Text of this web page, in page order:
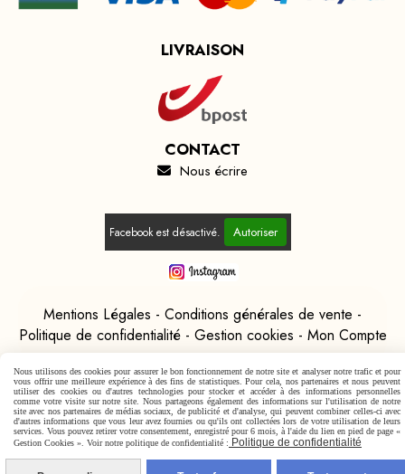
LIVRAISON
CONTACT
 Nous écrire
Facebook est désactivé. Autoriser
Mentions Légales
Conditions générales de vente
Politique de confidentialité
Gestion cookies Mon Compte
Nous utilisons des cookies pour assurer le bon fonctionnement de notre site et analyser notre trafic et pour
vous offrir une meilleure expérience à des fins de statistiques. Pour cela, nos partenaires et nous peuvent
utiliser des cookies ou d'autres technologies pour stocker et accéder à des informations personnelles
comme votre visite sur notre site. Nous partageons également des informations sur l'utilisation de notre
site avec nos partenaires de médias sociaux, de publicité et d'analyse, qui peuvent combiner celles-ci avec
d'autres informations que vous leur avez fournies ou qu'ils ont collectées lors de votre utilisation de leurs
services. Vous pouvez retirer votre consentement, enregistré pour 6 mois, à l'aide du lien en pied de page «
Gestion Cookies ». Voir notre politique de confidentialité : Politique de confidentialité